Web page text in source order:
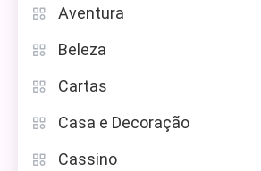
Aventura
Beleza
Cartas
Casa e Decoração
Cassino